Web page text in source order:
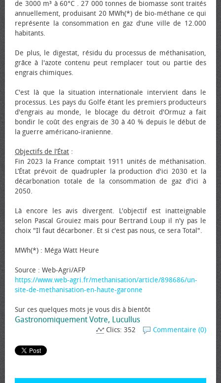
de 3000 m³ à 60°C . 27 000 tonnes de biomasse sont traités
annuellement, produisant 20 MWh(*) de bio-méthane ce qui
représente la consommation en gaz d'une ville de 12.000
habitants.
De plus, le digestat, résidu du processus de méthanisation,
grâce à l'azote contenu peut remplacer tout ou partie des
engrais chimiques.
C'est là que la situation internationale intervient dans le
processus. Les pays du Golfe étant les premiers producteurs
d'engrais au monde, le blocage du détroit d'Ormuz a fait
bondir le coût des engrais de 30 à 40 % depuis le début de
la guerre américano-iranienne.
Objectifs de l’État :
Fin 2023 la France comptait 1911 unités de méthanisation.
L’État prévoit de quadrupler la production d'ici 2030 et la
décarbonation totale de la consommation de gaz d'ici à
2050.
Là encore les avis divergent. L'objectif est inatteignable
selon Pascal Grouiez mais pour Bertrand Loup il n'y pas le
choix "Il faut décarboner. Et si c'est pas nous, ce sera Total".
MWh(*) : Méga Watt Heure
Source : Web-Agri/AFP
https://www.web-agri.fr/methanisation/article/898686/un-
site-de-methanisation-en-haute-garonne
Sur ces quelques mots je vous dis à bientôt
Gastronomiquement Votre, Lucullus
Commentaire (0)
Clics: 352